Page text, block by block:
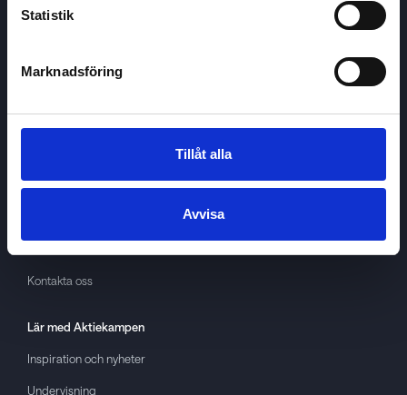
Statistik
Marknadsföring
Tillåt alla
Avvisa
About cookies
Kontakta oss
Lär med Aktiekampen
Inspiration och nyheter
Undervisning